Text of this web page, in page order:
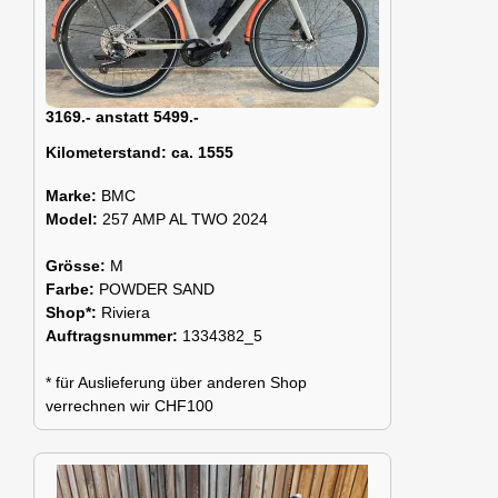
3169.- anstatt 5499.-
Kilometerstand: ca. 1555
Marke: BMC
Model: 257 AMP AL TWO 2024
Grösse: M
Farbe: POWDER SAND
Shop*: Riviera
Auftragsnummer: 1334382_5
* für Auslieferung über anderen Shop
verrechnen wir CHF100